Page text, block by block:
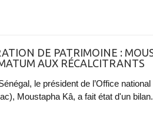
DE PATRIMOINE :
AUX RÉCALCITRANTS
le président de l’Office
Moustapha Kâ, a fait état d'un